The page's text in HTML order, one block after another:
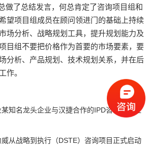
做了总结发言，何总肯定了咨询项目组和
望项目组成员在顾问领进门的基础上持续
场分析、战略规划工具，提升规划能力及
目组不要把价格作为首要的市场要素，要
分析、产品规划、技术规划关系，并在后
作。
知名龙头企业与汉捷合作的IPD咨询项目正
从战略到执行（DSTE）咨询项目正式启动